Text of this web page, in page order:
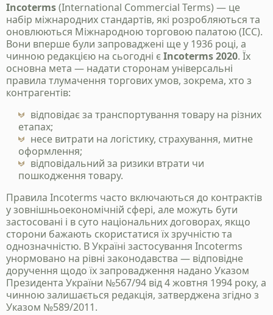
Incoterms(International Commercial Terms) — це
набір міжнародних стандартів, які розробляються та
оновлюються Міжнародною торговою палатою (ICC).
Вони вперше були запроваджені ще у 1936 році, а
чинною редакцією на сьогодні єIncoterms 2020. Їх
основна мета — надати сторонам універсальні
правила тлумачення торгових умов, зокрема, хто з
контрагентів:
відповідає за транспортування товару на різних
етапах;
несе витрати на логістику, страхування, митне
оформлення;
відповідальний за ризики втрати чи
пошкодження товару.
Правила Incoterms часто включаються до контрактів
у зовнішньоекономічній сфері, але можуть бути
застосовані і в суто національних договорах, якщо
сторони бажають скористатися їх зручністю та
однозначністю. В Україні застосування Incoterms
унормовано на рівні законодавства — відповідне
доручення щодо їх запровадження надано Указом
Президента України №567/94 від 4 жовтня 1994 року, а
чинною залишається редакція, затверджена згідно з
Указом №589/2011.